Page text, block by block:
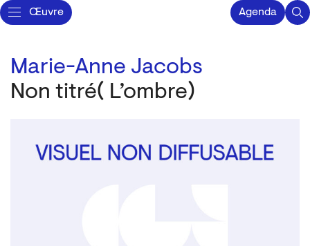
Œuvre Agenda
Marie-Anne Jacobs
Non titré( L’ombre)